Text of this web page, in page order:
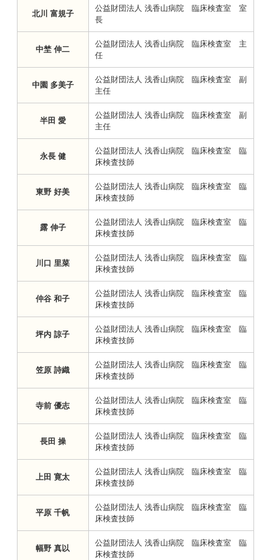
北川 富規子
公益財団法人 浅香山病院 臨床検査室 室
長
中埜 伸二
公益財団法人 浅香山病院 臨床検査室 主
任
中園 多美子
公益財団法人 浅香山病院 臨床検査室 副
主任
半田 愛
公益財団法人 浅香山病院 臨床検査室 副
主任
永長 健
公益財団法人 浅香山病院 臨床検査室 臨
床検査技師
東野 好美
公益財団法人 浅香山病院 臨床検査室 臨
床検査技師
露 伸子
公益財団法人 浅香山病院 臨床検査室 臨
床検査技師
川口 里菜
公益財団法人 浅香山病院 臨床検査室 臨
床検査技師
仲谷 和子
公益財団法人 浅香山病院 臨床検査室 臨
床検査技師
坪内 諒子
公益財団法人 浅香山病院 臨床検査室 臨
床検査技師
笠原 詩織
公益財団法人 浅香山病院 臨床検査室 臨
床検査技師
寺前 優志
公益財団法人 浅香山病院 臨床検査室 臨
床検査技師
長田 操
公益財団法人 浅香山病院 臨床検査室 臨
床検査技師
上田 寛太
公益財団法人 浅香山病院 臨床検査室 臨
床検査技師
平原 千帆
公益財団法人 浅香山病院 臨床検査室 臨
床検査技師
幅野 真以
公益財団法人 浅香山病院 臨床検査室 臨
床検査技師